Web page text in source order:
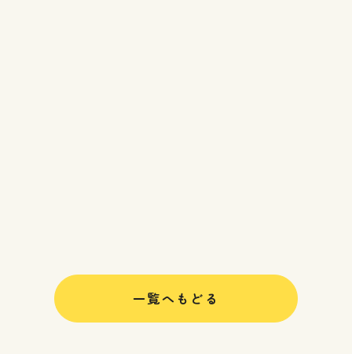
一覧へもどる